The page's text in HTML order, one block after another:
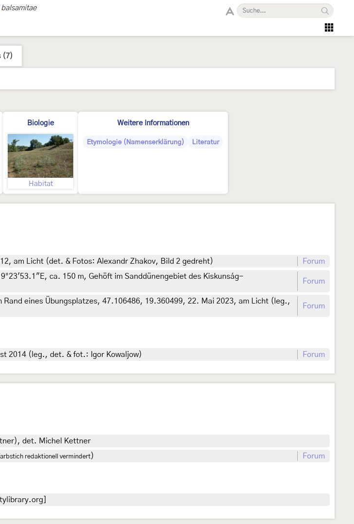
(7)
Biologie
Habitat
Weitere Informationen
Etymologie (Namenserklärung) Literatur
am Licht (det. & Fotos: Alexandr Zhakov, Bild 2 gedreht)
Forum
ca. 150 m, Gehöft im Sanddünengebiet des Kiskunság-
Forum
eines Übungsplatzes, 47.106486, 19.360499, 22. Mai 2023, am Licht (leg.,
Forum
2014 (leg., det. & fot.: Igor Kowaljow) Forum
det. Michel Kettner
redaktionell vermindert) Forum